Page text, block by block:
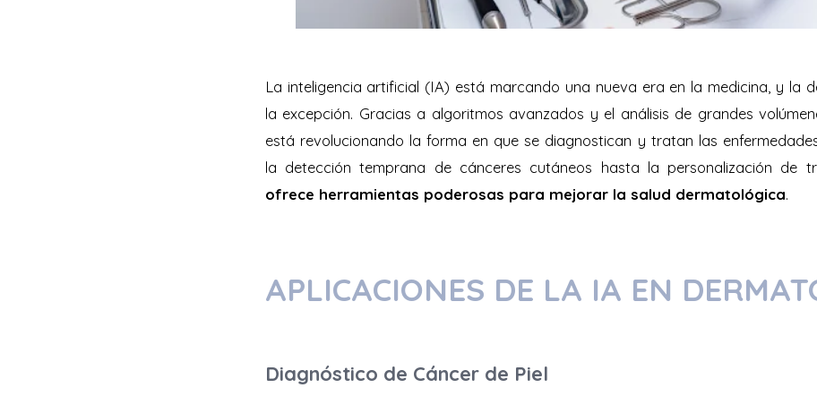
La inteligencia artificial (IA) está marcando una nueva era en la medicina, y la
la excepción. Gracias a algoritmos avanzados y el análisis de grandes
está revolucionando la forma en que se diagnostican y tratan las
la detección temprana de cánceres cutáneos hasta la personalización de
ofrece herramientas poderosas para mejorar la salud dermatológica.
APLICACIONES DE LA IA EN
Diagnóstico de Cáncer de Piel